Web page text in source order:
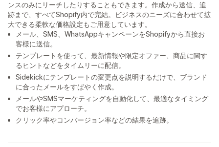
ンスのみにリーチしたりすることもできます。作成から送信、追
跡まで、すべてShopify内で完結。ビジネスのニーズに合わせて拡
大できる柔軟な価格設定もご用意しています。
メール、SMS、WhatsAppキャンペーンをShopifyから直接お
客様に送信。
テンプレートを使って、最新情報や限定オファー、商品に関す
るヒントなどをタイムリーに配信。
Sidekickにテンプレートの変更点を説明するだけで、ブランド
に合ったメールをすばやく作成。
メールやSMSマーケティングを自動化して、最適なタイミング
でお客様にアプローチ。
クリック率やコンバージョン率などの結果を追跡。